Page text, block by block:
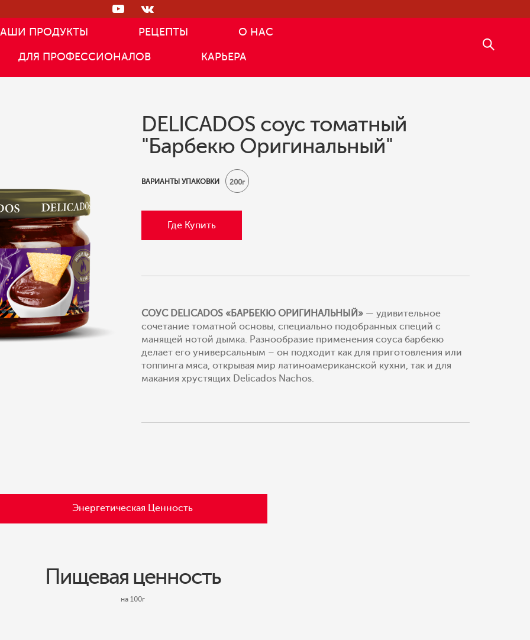
ПРОДУКТЫ РЕЦЕПТЫ О НАС
ДЛЯ ПРОФЕССИОНАЛОВ КАРЬЕРА
DELICADOS соус томатный
"Барбекю Оригинальный"
ВАРИАНТЫ УПАКОВКИ 200г
Где Купить
СОУС DELICADOS «БАРБЕКЮ ОРИГИНАЛЬНЫЙ»— удивительное
сочетание томатной основы, специально подобранных специй с
манящей нотой дымка. Разнообразие применения соуса барбекю
делает его универсальным – он подходит как для приготовления или
топпинга мяса, открывая мир латиноамериканской кухни, так и для
макания хрустящих Delicados Nachos.
Энергетическая Ценность
Пищевая ценность
на 100г